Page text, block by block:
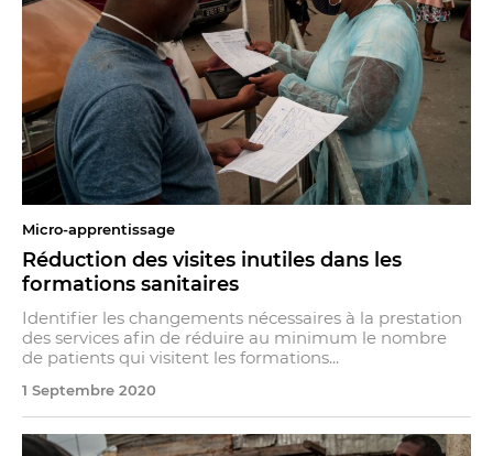
Micro-apprentissage
Réduction des visites inutiles dans les
formations sanitaires
Identifier les changements nécessaires à la prestation
des services afin de réduire au minimum le nombre
de patients qui visitent les formations...
1 Septembre 2020